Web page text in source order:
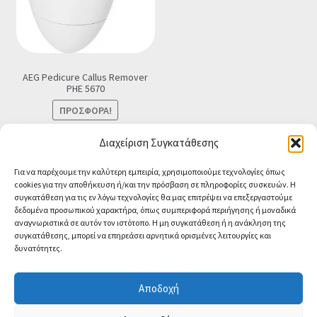
Διαχείριση Συγκατάθεσης
Για να παρέχουμε την καλύτερη εμπειρία, χρησιμοποιούμε τεχνολογίες όπως
cookies για την αποθήκευση ή/και την πρόσβαση σε πληροφορίες συσκευών. Η
συγκατάθεση για τις εν λόγω τεχνολογίες θα μας επιτρέψει να επεξεργαστούμε
δεδομένα προσωπικού χαρακτήρα, όπως συμπεριφορά περιήγησης ή μοναδικά
αναγνωριστικά σε αυτόν τον ιστότοπο. Η μη συγκατάθεση ή η ανάκληση της
συγκατάθεσης, μπορεί να επηρεάσει αρνητικά ορισμένες λειτουργίες και
δυνατότητες.
Αποδοχή
AEG Pedicure Callus Remover
PHE 5670
ΠΡΟΣΦΟΡΆ!
Original
was:
€24.90.
Η
τιμή
είναι:
€22.75.
Τελική τιμή
Προσθήκη στο καλάθι
© CA-MICROLAND 2026
Papaki Managed WordPress with
WooCommerce